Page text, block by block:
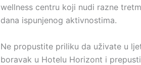
wellness centru koji nudi razne
dana ispunjenog aktivnostima.
Ne propustite priliku da uživate u
boravak u Hotelu Horizont i